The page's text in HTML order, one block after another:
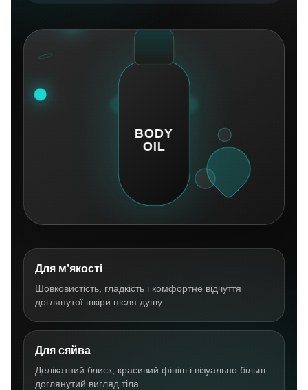
Для м’якості
Шовковистість, гладкість і комфортне відчуття
доглянутої шкіри після душу.
Для сяйва
Делікатний блиск, красивий фініш і візуально більш
доглянутий вигляд тіла.